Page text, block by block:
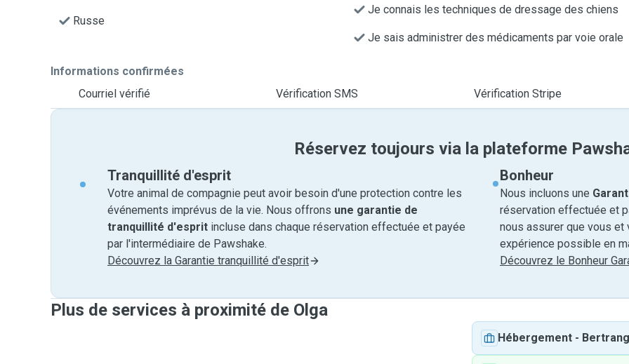
Russe
Je connais les techniques de dressage des chiens
Je sais administrer des médicaments par voie orale
Informations confirmées
Courriel vérifié
Vérification SMS Vérification Stripe
Réservez toujours via la plateforme
Tranquillité d'esprit
Votre animal de compagnie peut avoir besoin d'une protection contre les
événements imprévus de la vie. Nous offrons une garantie de
tranquillité d'esprit incluse dans chaque réservation effectuée et payée
par l'intermédiaire de Pawshake.
Découvrez la Garantie tranquillité d'esprit
Bonheur
Nous incluons une
réservation effectuée et
nous assurer que vous
expérience possible en
Découvrez le Bonheur
Plus de services à proximité de Olga
Hébergement -